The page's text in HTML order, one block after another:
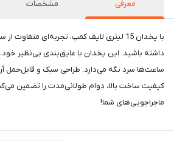
معرفی مشخصات
با یخدان 15 لیتری لایف کمپ، تجربه‌ای
داشته باشید. این یخدان با عایق‌بندی بی‌نظیر خود،
ساعت‌ها سرد نگه می‌دارد. طراحی سبک و قابل‌حمل
کیفیت ساخت بالا، دوام طولانی‌مدت را تضمین
ماجراجویی‌های شما!